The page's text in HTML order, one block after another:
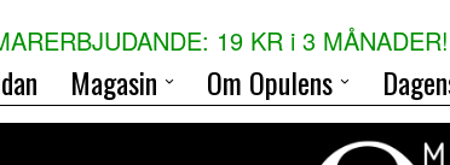
19 KR i 3 MÅNADER!
Magasin Om Opulens